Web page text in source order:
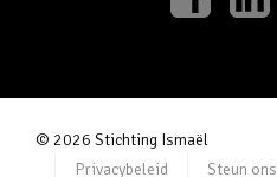
© 2026 Stichting Ismaël
Privacybeleid
Steun ons